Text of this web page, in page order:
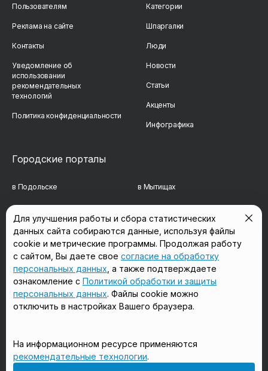
Пользователям
Реклама на сайте
Контакты
Уведомление об
использовании
рекомендательных
технологий
Политика конфиденциальности
Категории
Шпаргалки
Люди
Новости
Статьи
Акценты
Инфографика
Городские порталы
в Подольске в Мытищах
в Реутове
в Сергиевом Посаде в Люберцах
в Красногорске в Королёве
в Домодедово в Щёлково
Мы в соцсетях
Для улучшения работы и сбора статистических
данных сайта собираются данные, используя файлы
cookie и метрические программы. Продолжая работу
с сайтом, Вы даете свое согласие на обработку
персональных данных , а также подтверждаете
ознакомление с Политикой обработки и защиты
персональных данных. Файлы cookie можно
отключить в настройках Вашего браузера.
На информационном ресурсе применяются
рекомендательные технологии.